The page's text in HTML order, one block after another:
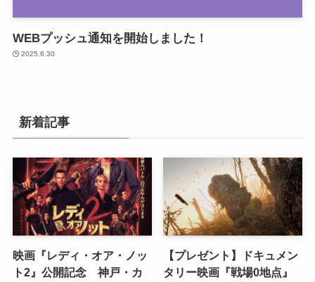
WEBプッシュ通知を開始しました！
2025.6.30
新着記事
映画『レディ・オア・ノッ
ト2』公開記念 神戸・カ
【プレゼント】ドキュメン
タリー映画『戦場0地点』